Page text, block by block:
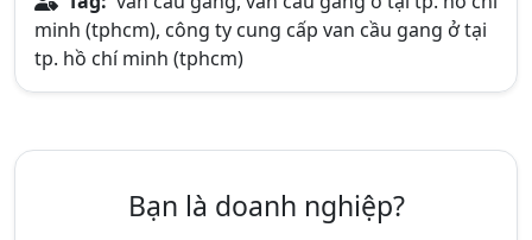
minh (tphcm), công ty cung cấp van cầu gang ở tại
tp. hồ chí minh (tphcm)
Bạn là doanh nghiệp?